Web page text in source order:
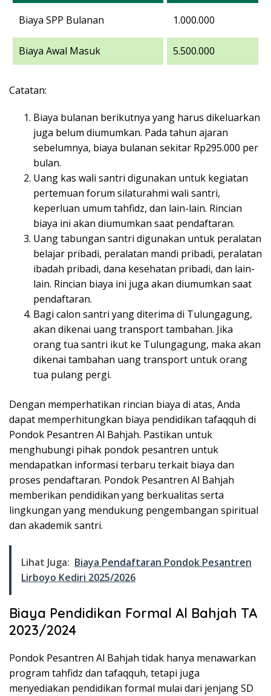
Biaya SPP Bulanan 1.000.000
Biaya Awal Masuk 5.500.000
Catatan:
Biaya bulanan berikutnya yang harus dikeluarkan
juga belum diumumkan. Pada tahun ajaran
sebelumnya, biaya bulanan sekitar Rp295.000 per
bulan.
Uang kas wali santri digunakan untuk kegiatan
pertemuan forum silaturahmi wali santri,
keperluan umum tahfidz, dan lain-lain. Rincian
biaya ini akan diumumkan saat pendaftaran.
Uang tabungan santri digunakan untuk peralatan
belajar pribadi, peralatan mandi pribadi, peralatan
ibadah pribadi, dana kesehatan pribadi, dan lain-
lain. Rincian biaya ini juga akan diumumkan saat
pendaftaran.
Bagi calon santri yang diterima di Tulungagung,
akan dikenai uang transport tambahan. Jika
orang tua santri ikut ke Tulungagung, maka akan
dikenai tambahan uang transport untuk orang
tua pulang pergi.
Dengan memperhatikan rincian biaya di atas, Anda
dapat memperhitungkan biaya pendidikan tafaqquh di
Pondok Pesantren Al Bahjah. Pastikan untuk
menghubungi pihak pondok pesantren untuk
mendapatkan informasi terbaru terkait biaya dan
proses pendaftaran. Pondok Pesantren Al Bahjah
memberikan pendidikan yang berkualitas serta
lingkungan yang mendukung pengembangan spiritual
dan akademik santri.
Lihat Juga: Biaya Pendaftaran Pondok Pesantren
Lirboyo Kediri 2025/2026
Biaya Pendidikan Formal Al Bahjah TA
2023/2024
Pondok Pesantren Al Bahjah tidak hanya menawarkan
program tahfidz dan tafaqquh, tetapi juga
menyediakan pendidikan formal mulai dari jenjang SD